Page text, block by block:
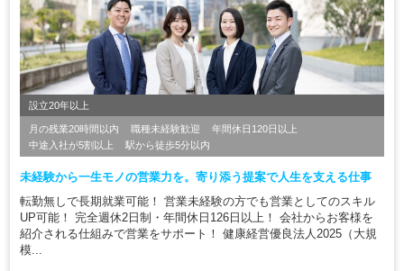
設立20年以上
月の残業20時間以内 職種未経験歓迎
年間休日120日以上
中途入社が5割以上
駅から徒歩5分以内
未経験から一生モノの営業力を。寄り添う提案で人生を支える仕事
転勤無しで長期就業可能！ 営業未経験の方でも営業としてのスキル
UP可能！ 完全週休2日制・年間休日126日以上！ 会社からお客様を
紹介される仕組みで営業をサポート！ 健康経営優良法人2025（大規
模...